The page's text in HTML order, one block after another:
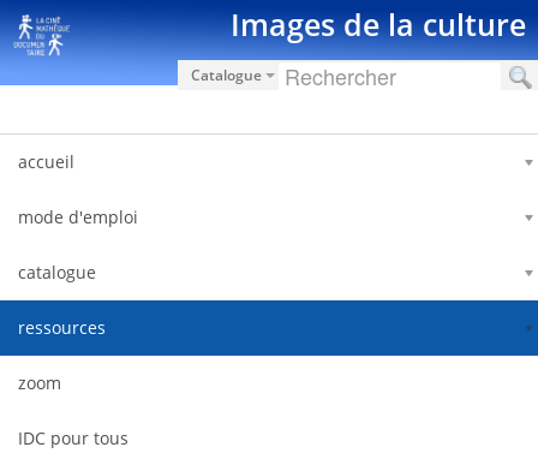
Saut au contenu Images de la culture
Catalogue
accueil
mode d'emploi
catalogue
ressources
zoom
IDC pour tous